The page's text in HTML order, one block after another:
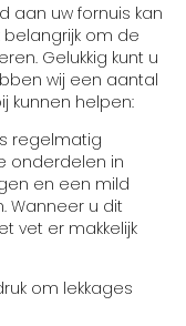
aan uw fornuis kan
om de
Gelukkig kunt u
wij een aantal
kunnen helpen:
regelmatig
onderdelen in
en een mild
Wanneer u dit
vet er makkelijk
om lekkages